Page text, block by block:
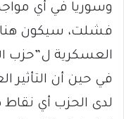
وسوريا في أي
فشلت، سيكون هناك
العسكرية ل”حزب
في حين أن التأثير
لدى الحزب أي